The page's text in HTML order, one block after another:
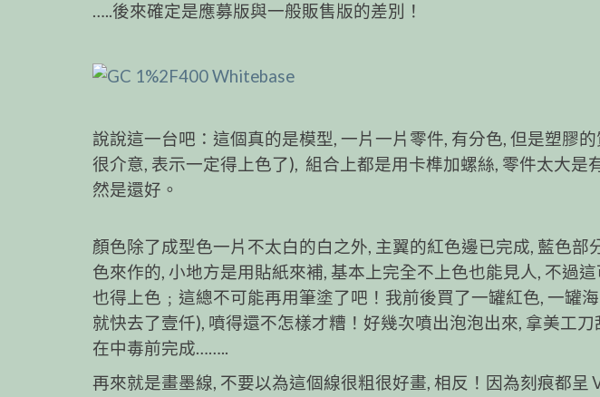
…..後來確定是應募版與一般販售版的差別！
說說這一台吧：這個真的是模型, 一片一片零件, 有分色, 但是塑膠
很介意, 表示一定得上色了), 組合上都是用卡榫加螺絲, 零件太大是
然是還好。
顏色除了成型色一片不太白的白之外, 主翼的紅色邊已完成, 藍色部
色來作的, 小地方是用貼紙來補, 基本上完全不上色也能見人, 不過
也得上色﹔這總不可能再用筆塗了吧！我前後買了一罐紅色, 一罐
就快去了壹仟), 噴得還不怎樣才糟！好幾次噴出泡泡出來, 拿美工
在中毒前完成……..
再來就是畫墨線, 不要以為這個線很粗很好畫, 相反！因為刻痕都呈